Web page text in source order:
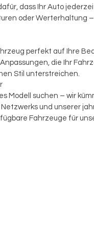
dass Ihr Auto
oder Werterhaltung –
perfekt auf Ihre
die Ihr
Stil unterstreichen.
Modell suchen – wir
und unserer
Fahrzeuge für